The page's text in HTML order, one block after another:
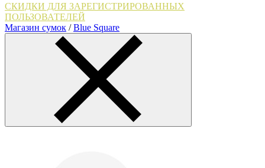
СКИДКИ ДЛЯ ЗАРЕГИСТРИРОВАННЫХ
ПОЛЬЗОВАТЕЛЕЙ
Магазин сумок /Blue Square